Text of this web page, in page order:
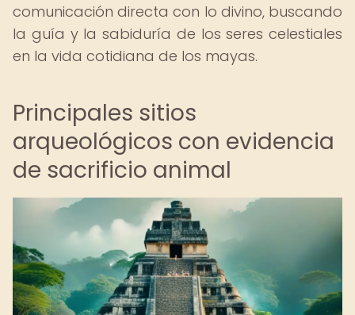
comunicación directa con lo divino, buscando
la guía y la sabiduría de los seres celestiales
en la vida cotidiana de los mayas.
Principales sitios
arqueológicos con evidencia
de sacrificio animal